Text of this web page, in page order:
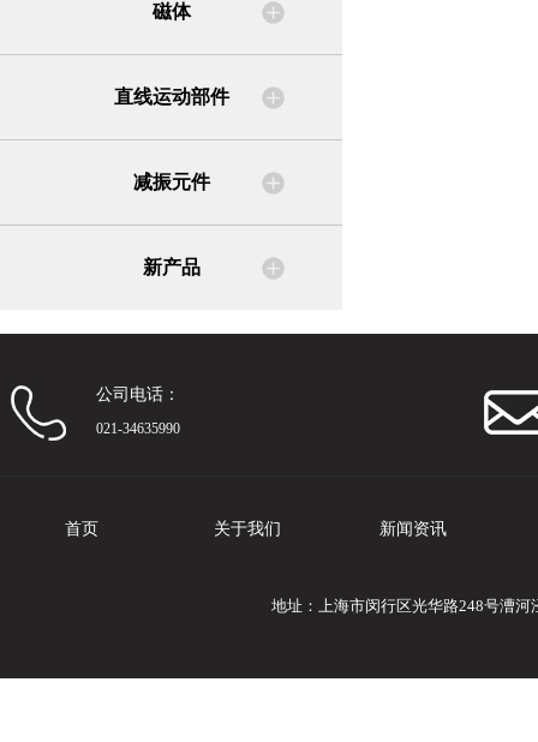
磁体
直线运动部件
减振元件
新产品
公司电话：
021-34635990
首页 关于我们 新闻资讯
地址：上海市闵行区光华路248号漕